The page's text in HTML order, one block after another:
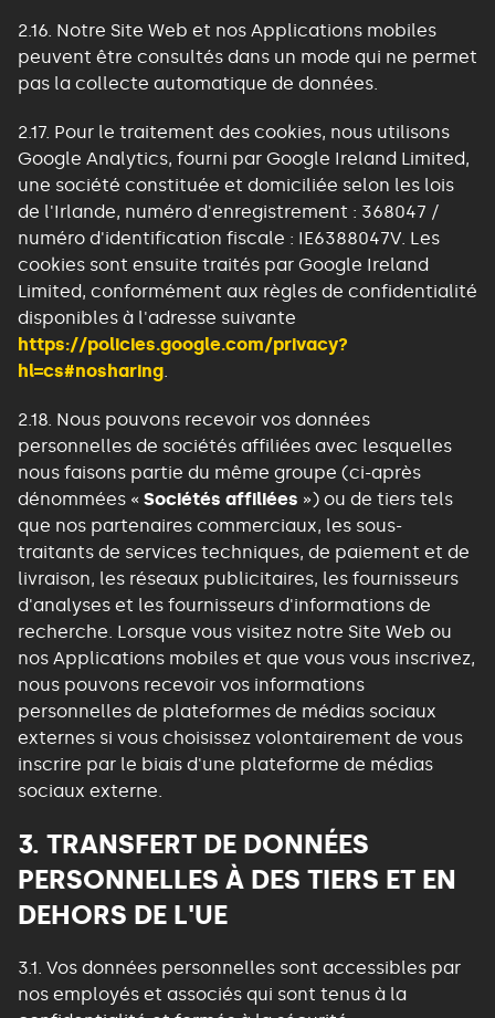
2.16. Notre Site Web et nos Applications mobiles
peuvent être consultés dans un mode qui ne permet
pas la collecte automatique de données.
2.17. Pour le traitement des cookies, nous utilisons
Google Analytics, fourni par Google Ireland Limited,
une société constituée et domiciliée selon les lois
de l'Irlande, numéro d'enregistrement : 368047 /
numéro d'identification fiscale : IE6388047V. Les
cookies sont ensuite traités par Google Ireland
Limited, conformément aux règles de confidentialité
disponibles à l'adresse suivante
https://policies.google.com/privacy?
hl=cs#nosharing.
2.18. Nous pouvons recevoir vos données
personnelles de sociétés affiliées avec lesquelles
nous faisons partie du même groupe (ci-après
dénommées « Sociétés affiliées ») ou de tiers tels
que nos partenaires commerciaux, les sous-
traitants de services techniques, de paiement et de
livraison, les réseaux publicitaires, les fournisseurs
d'analyses et les fournisseurs d'informations de
recherche. Lorsque vous visitez notre Site Web ou
nos Applications mobiles et que vous vous inscrivez,
nous pouvons recevoir vos informations
personnelles de plateformes de médias sociaux
externes si vous choisissez volontairement de vous
inscrire par le biais d'une plateforme de médias
sociaux externe.
3. TRANSFERT DE DONNÉES
PERSONNELLES À DES TIERS ET EN
DEHORS DE L'UE
3.1. Vos données personnelles sont accessibles par
nos employés et associés qui sont tenus à la